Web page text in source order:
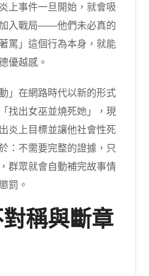
上事件一旦開始，就會吸
入戰局——他們未必真的
罵」這個行為本身，就能
優越感。
」在網路時代以新的形式
找出女巫並燒死她」，現
炎上目標並讓他社會性死
：不需要完整的證據，只
群眾就會自動補完故事情
罰。
稱與斷章